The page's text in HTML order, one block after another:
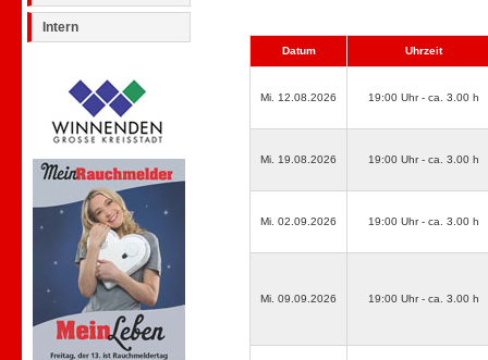
Intern
Datum Uhrzeit
Mi. 12.08.2026 19:00 Uhr - ca. 3.00 h
Mi. 19.08.2026 19:00 Uhr - ca. 3.00 h
Mi. 02.09.2026 19:00 Uhr - ca. 3.00 h
Mi. 09.09.2026 19:00 Uhr - ca. 3.00 h